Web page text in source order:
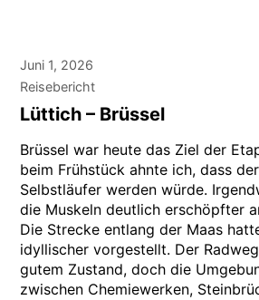
Juni 1, 2026
Reisebericht
Lüttich – Brüssel
Brüssel war heute das Ziel der
beim Frühstück ahnte ich, dass
Selbstläufer werden würde.
die Muskeln deutlich erschöpfter
Die Strecke entlang der Maas
idyllischer vorgestellt. Der
gutem Zustand, doch die
zwischen Chemiewerken,